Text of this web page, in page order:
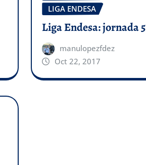
LIGA ENDESA
Liga Endesa: jornada 5
manulopezfdez
Oct 22, 2017